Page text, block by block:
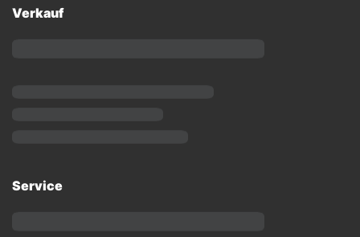
Verkauf
Service